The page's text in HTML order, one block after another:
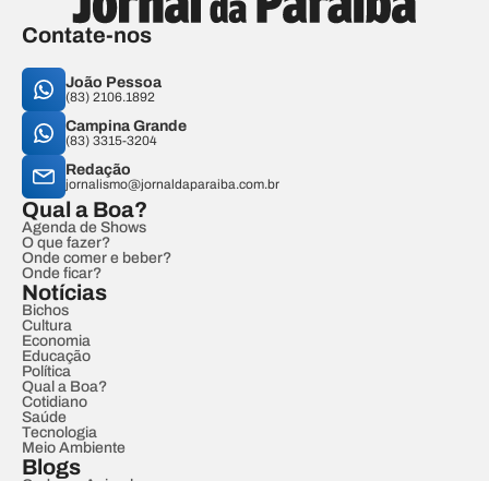
Contate-nos
João Pessoa
(83) 2106.1892
Campina Grande
(83) 3315-3204
Redação
jornalismo@jornaldaparaiba.com.br
Qual a Boa?
Agenda de Shows
O que fazer?
Onde comer e beber?
Onde ficar?
Notícias
Bichos
Cultura
Economia
Educação
Política
Qual a Boa?
Cotidiano
Saúde
Tecnologia
Meio Ambiente
Blogs